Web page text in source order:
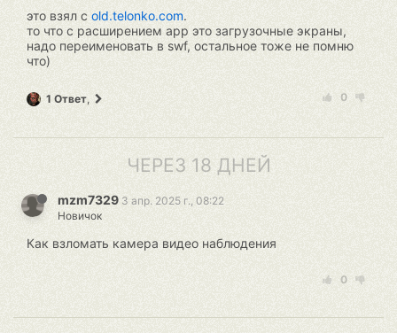
это взял с old.telonko.com.
то что с расширением app это загрузочные экраны,
надо переименовать в swf, остальное тоже не помню
что)
0
1 Ответ,
ЧЕРЕЗ 18 ДНЕЙ
mzm7329 3 апр. 2025 г., 08:22
Новичок
Как взломать камера видео наблюдения
0